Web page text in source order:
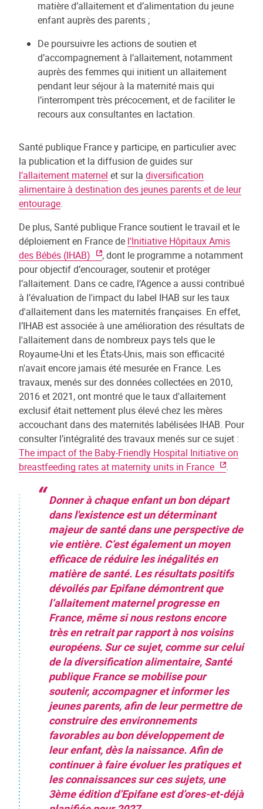
matière d’allaitement et d’alimentation du jeune
enfant auprès des parents ;
De poursuivre les actions de soutien et
d’accompagnement à l’allaitement, notamment
auprès des femmes qui initient un allaitement
pendant leur séjour à la maternité mais qui
l’interrompent très précocement, et de faciliter le
recours aux consultantes en lactation.
Santé publique France y participe, en particulier avec
la publication et la diffusion de guides sur
l’allaitement maternel et sur la diversification
alimentaire à destination des jeunes parents et de leur
entourage.
De plus, Santé publique France soutient le travail et le
déploiement en France de l'Initiative Hôpitaux Amis
des Bébés (IHAB)
, dont le programme a notamment
pour objectif d’encourager, soutenir et protéger
l’allaitement. Dans ce cadre, l’Agence a aussi contribué
à l’évaluation de l'impact du label IHAB sur les taux
d'allaitement dans les maternités françaises. En effet,
l’IHAB est associée à une amélioration des résultats de
l'allaitement dans de nombreux pays tels que le
Royaume-Uni et les États-Unis, mais son efficacité
n'avait encore jamais été mesurée en France. Les
travaux, menés sur des données collectées en 2010,
2016 et 2021, ont montré que le taux d'allaitement
exclusif était nettement plus élevé chez les mères
accouchant dans des maternités labélisées IHAB. Pour
consulter l’intégralité des travaux menés sur ce sujet :
The impact of the Baby-Friendly Hospital Initiative on
breastfeeding rates at maternity units in France
.
Donner à chaque enfant un bon départ
dans l'existence est un déterminant
majeur de santé dans une perspective de
vie entière. C’est également un moyen
efficace de réduire les inégalités en
matière de santé. Les résultats positifs
dévoilés par Epifane démontrent que
l’allaitement maternel progresse en
France, même si nous restons encore
très en retrait par rapport à nos voisins
européens. Sur ce sujet, comme sur celui
de la diversification alimentaire, Santé
publique France se mobilise pour
soutenir, accompagner et informer les
jeunes parents, afin de leur permettre de
construire des environnements
favorables au bon développement de
leur enfant, dès la naissance. Afin de
continuer à faire évoluer les pratiques et
les connaissances sur ces sujets, une
3ème édition d’Epifane est d’ores-et-déjà